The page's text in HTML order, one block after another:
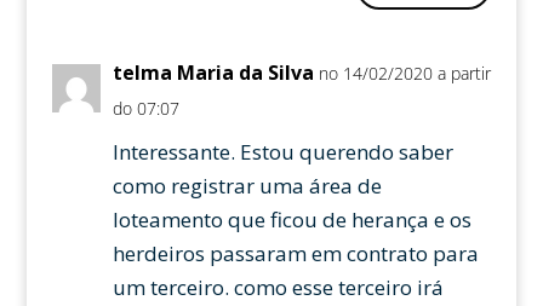
telma Maria da Silva no 14/02/2020 a partir
do 07:07
Interessante. Estou querendo saber
como registrar uma área de
loteamento que ficou de herança e os
herdeiros passaram em contrato para
um terceiro. como esse terceiro irá